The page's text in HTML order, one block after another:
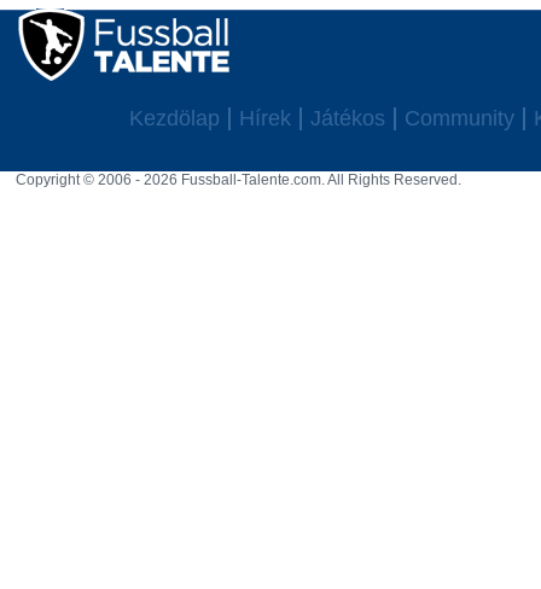
Kezdölap Hírek Játékos Community
Copyright © 2006 - 2026 Fussball-Talente.com. All Rights Reserved.